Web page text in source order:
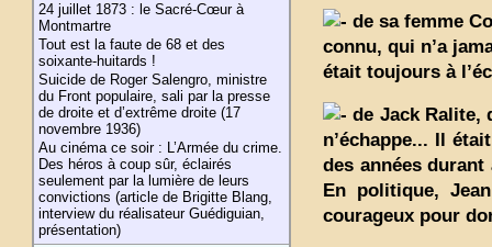
24 juillet 1873 : le Sacré-Cœur à
Montmartre
Tout est la faute de 68 et des
soixante-huitards !
Suicide de Roger Salengro, ministre
du Front populaire, sali par la presse
de droite et d’extrême droite (17
novembre 1936)
Au cinéma ce soir : L’Armée du crime.
Des héros à coup sûr, éclairés
seulement par la lumière de leurs
convictions (article de Brigitte Blang,
interview du réalisateur Guédiguian,
présentation)
de sa femme
connu, qui n’a
était toujours à
de Jack Ralite,
n’échappe... Il
des années
En politique,
courageux pour